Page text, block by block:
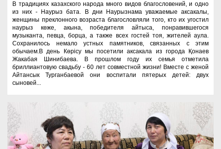
В традициях казахского народа много видов благословений, и одно
из них - Наурыз бата. В дни Наурызнама уважаемые аксакалы,
женщины преклонного возраста благословляли того, кто их угостил
наурыз көже, акына, победителя айтыса, понравившегося
музыканта, певца, борца, а также всех гостей тоя, жителей аула.
Сохранилось немало устных памятников, связанных с этим
обычаем.В день Көрісу мы посетили аксакала из города Қонаев
Жакабая Шинибаева. В прошлом году их семья отметила
бриллиантовую свадьбу - 60 лет совместной жизни! Вместе с женой
Айтансык Турганбаевой они воспитали пятерых детей: двух
сыновей...